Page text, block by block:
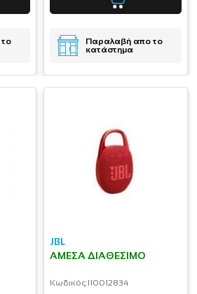
Παραλαβή απο το
κατάστημα
JBL
ΆΜΕΣΑ ΔΙΑΘΈΣΙΜΟ
Κωδικός:I10012834